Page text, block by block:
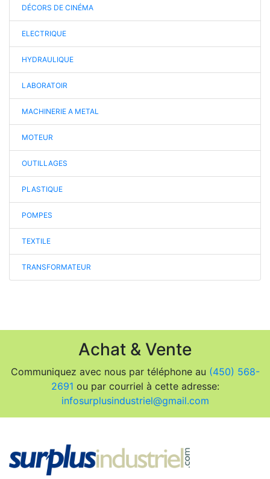
DÉCORS DE CINÉMA
ELECTRIQUE
HYDRAULIQUE
LABORATOIR
MACHINERIE A METAL
MOTEUR
OUTILLAGES
PLASTIQUE
POMPES
TEXTILE
TRANSFORMATEUR
Achat & Vente
Communiquez avec nous par téléphone au (450) 568-
2691 ou par courriel à cette adresse:
infosurplusindustriel@gmail.com